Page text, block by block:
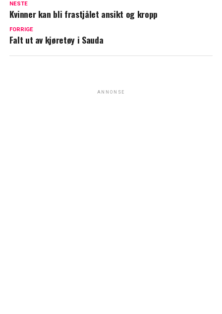
NESTE
Kvinner kan bli frastjålet ansikt og kropp
FORRIGE
Falt ut av kjøretøy i Sauda
ANNONSE